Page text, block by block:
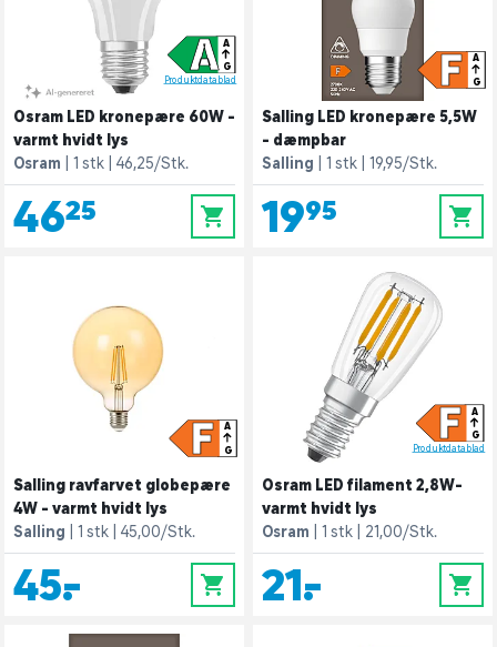
A
G
A
Produktdatablad
Osram LED kronepære 60W -
varmt hvidt lys
Osram
1 stk 46,25/Stk.
46,25 0
A
G
F
Salling LED kronepære 5,5W
- dæmpbar
Salling
1 stk 19,95/Stk.
19,95 0
A
G
F
Salling ravfarvet globepære
4W - varmt hvidt lys
Salling
1 stk 45,00/Stk.
45,- 0
A
G
F
Produktdatablad
Osram LED filament 2,8W-
varmt hvidt lys
Osram
1 stk 21,00/Stk.
21,- 0